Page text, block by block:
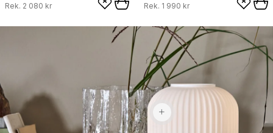
Rek. 2 080 kr Rek. 1 990 kr
1 159 kr